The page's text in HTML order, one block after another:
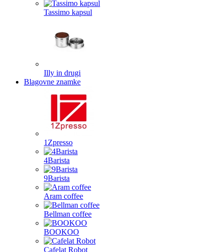
Tassimo kapsul
Illy in drugi
Blagovne znamke
1Zpresso
4Barista
9Barista
Aram coffee
Bellman coffee
BOOKOO
Cafelat Robot